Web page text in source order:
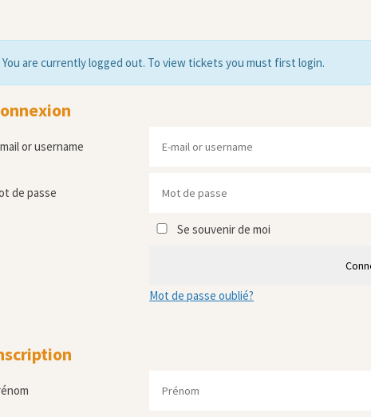
You are currently logged out. To view tickets you must first login.
or username
de passe
Se souvenir de moi
Mot de passe oublié?